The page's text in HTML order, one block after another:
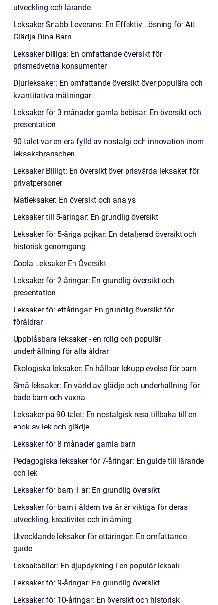
utveckling och lärande
Leksaker Snabb Leverans: En Effektiv Lösning för Att
Glädja Dina Barn
Leksaker billiga: En omfattande översikt för
prismedvetna konsumenter
Djurleksaker: En omfattande översikt över populära och
kvantitativa mätningar
Leksaker för 3 månader gamla bebisar: En översikt och
presentation
90-talet var en era fylld av nostalgi och innovation inom
leksaksbranschen
Leksaker Billigt: En översikt över prisvärda leksaker för
privatpersoner
Matleksaker: En översikt och analys
Leksaker till 5-åringar: En grundlig översikt
Leksaker för 5-åriga pojkar: En detaljerad översikt och
historisk genomgång
Coola Leksaker En Översikt
Leksaker för 2-åringar: En grundlig översikt och
presentation
Leksaker för ettåringar: En grundlig översikt för
föräldrar
Uppblåsbara leksaker - en rolig och populär
underhållning för alla åldrar
Ekologiska leksaker: En hållbar lekupplevelse för barn
Små leksaker: En värld av glädje och underhållning för
både barn och vuxna
Leksaker på 90-talet: En nostalgisk resa tillbaka till en
epok av lek och glädje
Leksaker för 8 månader gamla barn
Pedagogiska leksaker för 7-åringar: En guide till lärande
och lek
Leksaker för barn 1 år: En grundlig översikt
Leksaker för barn i åldern två år är viktiga för deras
utveckling, kreativitet och inlärning
Utvecklande leksaker för ettåringar: En omfattande
guide
Leksaksbilar: En djupdykning i en populär leksak
Leksaker för 9-åringar: En grundlig översikt
Leksaker för 10-åringar: En översikt och historisk